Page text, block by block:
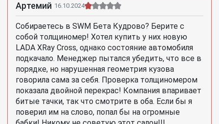
Артемий 16.10.2024
Собираетесь в SWM Бета Кудрово? Берите с
собой толщиномер! Хотел купить у них новую
LADA XRay Cross, однако состояние автомобиля
подкачало. Менеджер пытался убедить, что все в
порядке, но нарушенная геометрия кузова
говорила сама за себя. Проверка толщиномером
показала двойной перекрас! Компания впаривает
битые тачки, так что смотрите в оба. Если бы я
поверил им на слово, попал бы на огромные